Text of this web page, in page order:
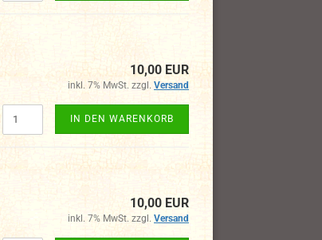
10,00 EUR
inkl. 7% MwSt. zzgl. Versand
IN DEN WARENKORB
10,00 EUR
inkl. 7% MwSt. zzgl. Versand